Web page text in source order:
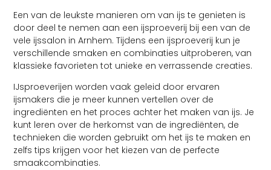
Een van de leukste manieren om van ijs te genieten is
door deel te nemen aan een ijsproeverij bij een van de
vele ijssalon in Arnhem. Tijdens een ijsproeverij kun je
verschillende smaken en combinaties uitproberen, van
klassieke favorieten tot unieke en verrassende creaties.
IJsproeverijen worden vaak geleid door ervaren
ijsmakers die je meer kunnen vertellen over de
ingrediënten en het proces achter het maken van ijs. Je
kunt leren over de herkomst van de ingrediënten, de
technieken die worden gebruikt om het ijs te maken en
zelfs tips krijgen voor het kiezen van de perfecte
smaakcombinaties.